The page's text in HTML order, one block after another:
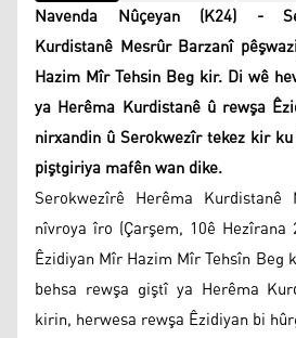
Navenda Nûçeyan (K24) -
Kurdistanê Mesrûr Barzanî
Hazim Mîr Tehsin Beg kir. Di wê
ya Herêma Kurdistanê û rewşa
nirxandin û Serokwezîr tekez kir
piştgiriya mafên wan dike.
Serokwezîrê Herêma
nîvroya îro (Çarşem, 10ê Hezîrana
Êzidiyan Mîr Hazim Mîr Tehsîn Beg
behsa rewşa giştî ya Herêma
kirin, herwesa rewşa Êzidiyan bi